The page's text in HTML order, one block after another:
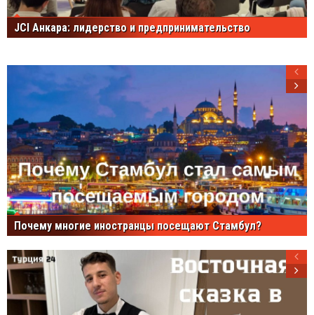
JCI Анкара: лидерство и предпринимательство
Почему многие иностранцы посещают Стамбул?